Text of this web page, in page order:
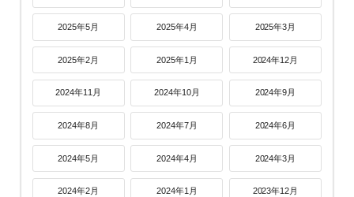
2025年5月 2025年4月 2025年3月
2025年2月 2025年1月 2024年12月
2024年11月 2024年10月 2024年9月
2024年8月 2024年7月 2024年6月
2024年5月 2024年4月 2024年3月
2024年2月 2024年1月 2023年12月